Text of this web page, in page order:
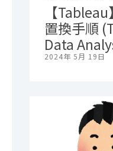
【
置換手順
Data
2024年 5月 19日